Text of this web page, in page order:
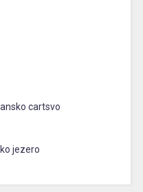
cartsvo
jezero